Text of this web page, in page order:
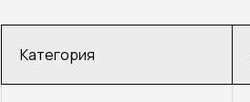
Категория